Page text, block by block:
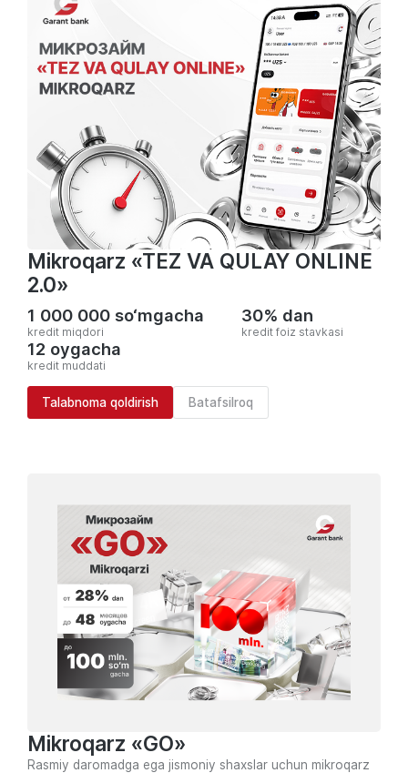
Mikroqarz «TEZ VA QULAY ONLINE
2.0»
1 000 000 so‘mgacha
kredit miqdori
30% dan
kredit foiz stavkasi
12 oygacha
kredit muddati
Talabnoma qoldirish Batafsilroq
Mikroqarz «GO»
Rasmiy daromadga ega jismoniy shaxslar uchun mikroqarz